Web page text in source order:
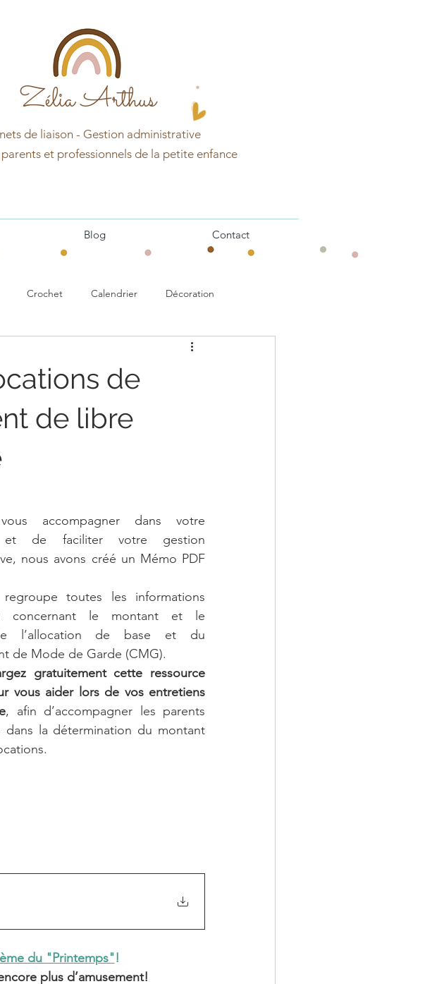
Zélia Arthus
de liaison - Gestion administrative
rents et professionnels de la petite enfance
Blog Contact
Crochet Calendrier Décoration
de
de libre
accompagner dans votre
et de faciliter votre gestion
nous avons créé un Mémo PDF
toutes les informations
concernant le montant et le
l’allocation de base et du
de Mode de Garde (CMG).
gratuitement cette ressource
vous aider lors de vos entretiens
, afin d’accompagner les parents
dans la détermination du montant
du "Printemps"!
plus d’amusement!